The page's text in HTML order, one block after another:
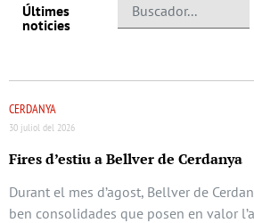
Últimes
noticies
CERDANYA
30 juliol del 2026
Fires d’estiu a Bellver de Cerdanya
Durant el mes d’agost, Bellver de
ben consolidades que posen en valor